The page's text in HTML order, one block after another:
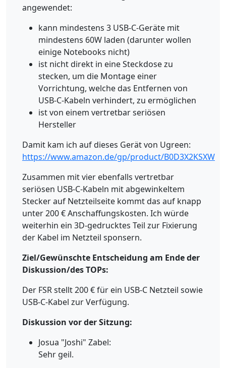
angewendet:
kann mindestens 3 USB-C-Geräte mit
mindestens 60W laden (darunter wollen
einige Notebooks nicht)
ist nicht direkt in eine Steckdose zu
stecken, um die Montage einer
Vorrichtung, welche das Entfernen von
USB-C-Kabeln verhindert, zu ermöglichen
ist von einem vertretbar seriösen
Hersteller
Damit kam ich auf dieses Gerät von Ugreen:
https://www.amazon.de/gp/product/B0D3X2KSXW
Zusammen mit vier ebenfalls vertretbar
seriösen USB-C-Kabeln mit abgewinkeltem
Stecker auf Netzteilseite kommt das auf knapp
unter 200 € Anschaffungskosten. Ich würde
weiterhin ein 3D-gedrucktes Teil zur Fixierung
der Kabel im Netzteil sponsern.
Ziel/Gewünschte Entscheidung am Ende der
Diskussion/des TOPs:
Der FSR stellt 200 € für ein USB-C Netzteil sowie
USB-C-Kabel zur Verfügung.
Diskussion vor der Sitzung:
Josua "Joshi" Zabel:
Sehr geil.